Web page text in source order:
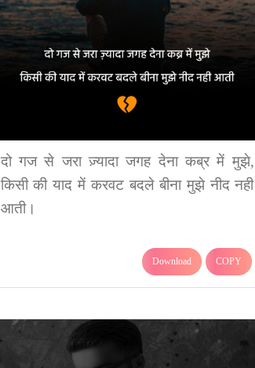
दो गज से जरा ज़्यादा जगह देना कब्र में मुझे,
किसी की याद में करवट बदले बीना मुझे नीद नही
आती।
Download COPY